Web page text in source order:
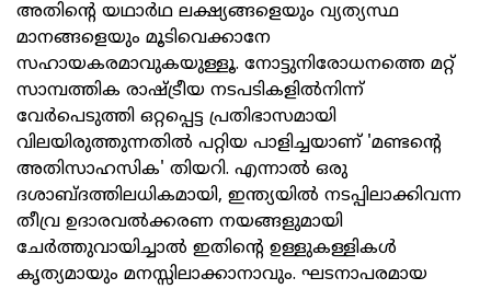
അതിന്റെ യഥാർഥ ലക്ഷ്യങ്ങളെയും വ്യത്യസ്ഥ
മാനങ്ങളെയും മൂടിവെക്കാനേ
സഹായകരമാവുകയുള്ളൂ. നോട്ടുനിരോധനത്തെ മറ്റ്
സാമ്പത്തിക രാഷ്ട്രീയ നടപടികളിൽനിന്ന്
വേർപെടുത്തി ഒറ്റപ്പെട്ട പ്രതിഭാസമായി
വിലയിരുത്തുന്നതിൽ പറ്റിയ പാളിച്ചയാണ് 'മണ്ടന്റെ
അതിസാഹസിക' തിയറി. എന്നാൽ ഒരു
ദശാബ്ദത്തിലധികമായി, ഇന്ത്യയിൽ നടപ്പിലാക്കിവന്ന
തീവ്ര ഉദാരവൽക്കരണ നയങ്ങളുമായി
ചേർത്തുവായിച്ചാൽ ഇതിന്റെ ഉള്ളുകള്ളികൾ
കൃത്യമായും മനസ്സിലാക്കാനാവും. ഘടനാപരമായ